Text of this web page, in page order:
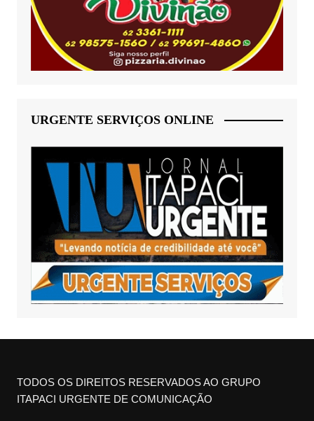
URGENTE SERVIÇOS ONLINE
TODOS OS DIREITOS RESERVADOS AO GRUPO
ITAPACI URGENTE DE COMUNICAÇÃO